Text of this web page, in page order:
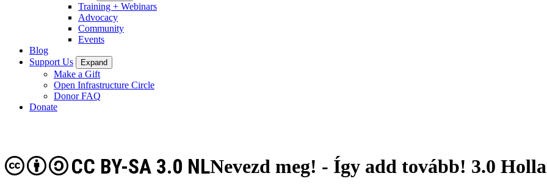
Training + Webinars
Advocacy
Community
Events
Blog
Support Us
Expand
Make a Gift
Open Infrastructure Circle
Donor FAQ
Donate
Nevezd meg! - Így add tovább! 3.0
CC BY-SA 3.0 NL